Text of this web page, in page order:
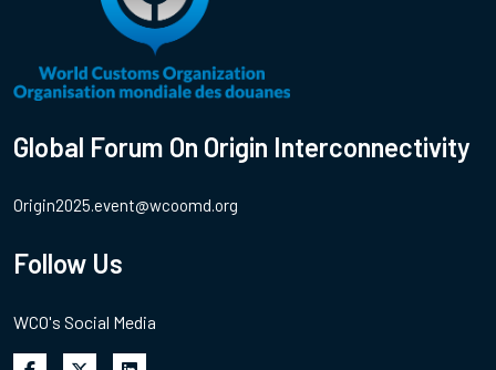
Global Forum On Origin Interconnectivity
Origin2025.event@wcoomd.org
Follow Us
WCO's Social Media